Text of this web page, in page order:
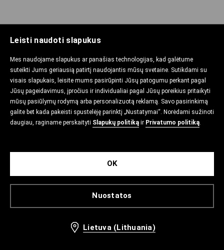
Leisti naudoti slapukus
Mes naudojame slapukus ar panašias technologijas, kad galėtume
suteikti Jums geriausią patirtį naudojantis mūsų svetaine. Sutikdami su
visais slapukais, leisite mums pasirūpinti Jūsų patogumu perkant pagal
Jūsų pageidavimus, įpročius ir individualiai pagal Jūsų poreikius pritaikyti
mūsų pasiūlymų rodymą arba personalizuotą reklamą. Savo pasirinkimą
galite bet kada pakeisti spustelėję parinktį „Nustatymai“. Norėdami sužinoti
daugiau, raginame perskaityti Slapukų politiką ir Privatumo politiką.
Nuostatos
OK
Lietuva (Lithuania)